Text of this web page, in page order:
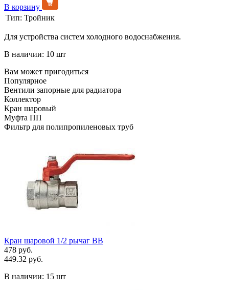
В корзину
Тип: Тройник
Для устройства систем холодного водоснабжения.
В наличии: 10 шт
Вам может пригодиться
Популярное
Вентили запорные для радиатора
Коллектор
Кран шаровый
Муфта ПП
Фильтр для полипропиленовых труб
Кран шаровой 1/2 рычаг ВВ
478 руб.
449.32 руб.
В наличии: 15 шт